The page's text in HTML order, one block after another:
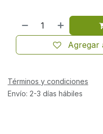
Agregar
Términos y condiciones
Envío: 2-3 días hábiles